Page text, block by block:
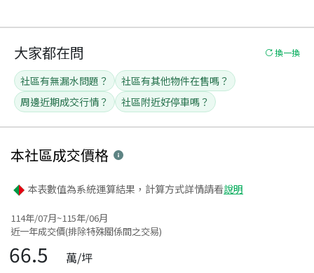
大家都在問 換一換
社區有無漏水問題？
社區有其他物件在售嗎？
周邊近期成交行情？
社區附近好停車嗎？
本社區成交價格
本表數值為系統運算結果，計算方式詳情請看說明
114年/07月~115年/06月
近一年成交價(排除特殊關係間之交易)
66.5 萬/坪